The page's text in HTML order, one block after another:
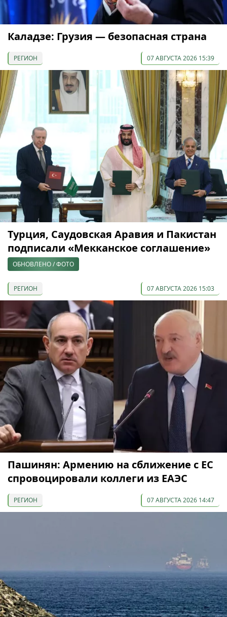
Каладзе: Грузия — безопасная страна
РЕГИОН 07 АВГУСТА 2026 15:39
Турция, Саудовская Аравия и Пакистан
подписали «Мекканское соглашение»
ОБНОВЛЕНО / ФОТО
РЕГИОН 07 АВГУСТА 2026 15:03
Пашинян: Армению на сближение с ЕС
спровоцировали коллеги из ЕАЭС
РЕГИОН 07 АВГУСТА 2026 14:47